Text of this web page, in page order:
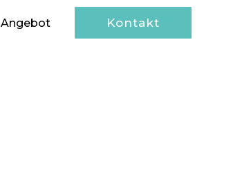
Angebot Kontakt